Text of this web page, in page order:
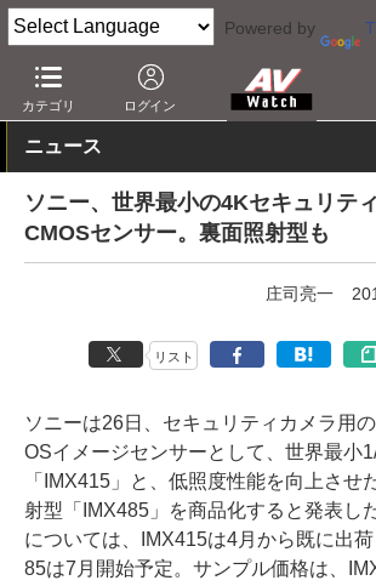
Powered by
カテゴリ ログイン
AV Watch 動向 技術・デバイス イメージ
ニュース
ソニー、世界最小の4Kセキュリテ
CMOSセンサー。裏面照射型も
庄司亮一
リスト
ソニーは26日、セキュリティカメラ用
OSイメージセンサーとして、世界最小
「IMX415」と、低照度性能を向上させ
射型「IMX485」を商品化すると発表し
については、IMX415は4月から既に出
85は7月開始予定。サンプル価格は、